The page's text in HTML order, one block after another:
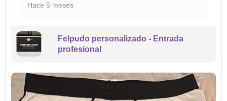
Hace 5 meses
Felpudo personalizado - Entrada
profesional